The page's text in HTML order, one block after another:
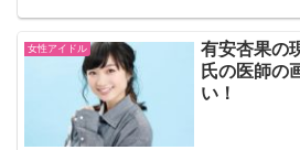
女性アイドル
有安杏果の
氏の医師の
い！